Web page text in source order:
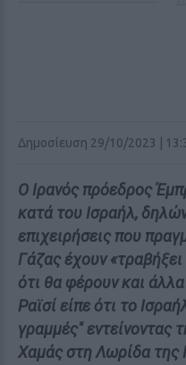
Δημοσίευση 29/10/2023 |
Ο Ιρανός πρόεδρος
κατά του Ισραήλ,
επιχειρήσεις που
Γάζας έχουν
ότι θα φέρουν και
Ραϊσί είπε ότι το
γραμμές" εντείνοντας
Χαμάς στη Λωρίδα της